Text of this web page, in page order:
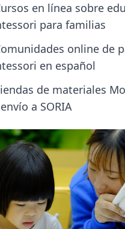
en línea sobre
para familias
online de
en español
de materiales
a SORIA